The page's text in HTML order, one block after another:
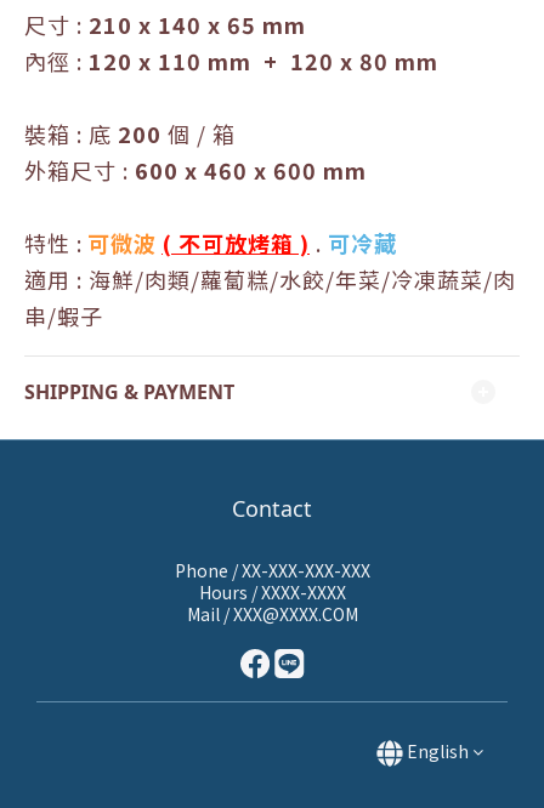
尺寸 : 210 x 140 x 65 mm
內徑 : 120 x 110 mm + 120 x 80 mm
裝箱 : 底 200 個 / 箱
外箱尺寸 : 600 x 460 x 600 mm
特性 : 可微波 ( 不可放烤箱 ) . 可冷藏
適用 : 海鮮/肉類/蘿蔔糕/水餃/年菜/冷凍蔬菜/肉
串/蝦子
SHIPPING & PAYMENT
Contact
Phone / XX-XXX-XXX-XXX
Hours / XXXX-XXXX
Mail / XXX@XXXX.COM
English